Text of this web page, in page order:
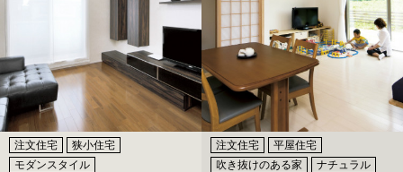
注文住宅
狭小住宅
モダンスタイル
注文住宅
平屋住宅
吹き抜けのある家
ナチュラル